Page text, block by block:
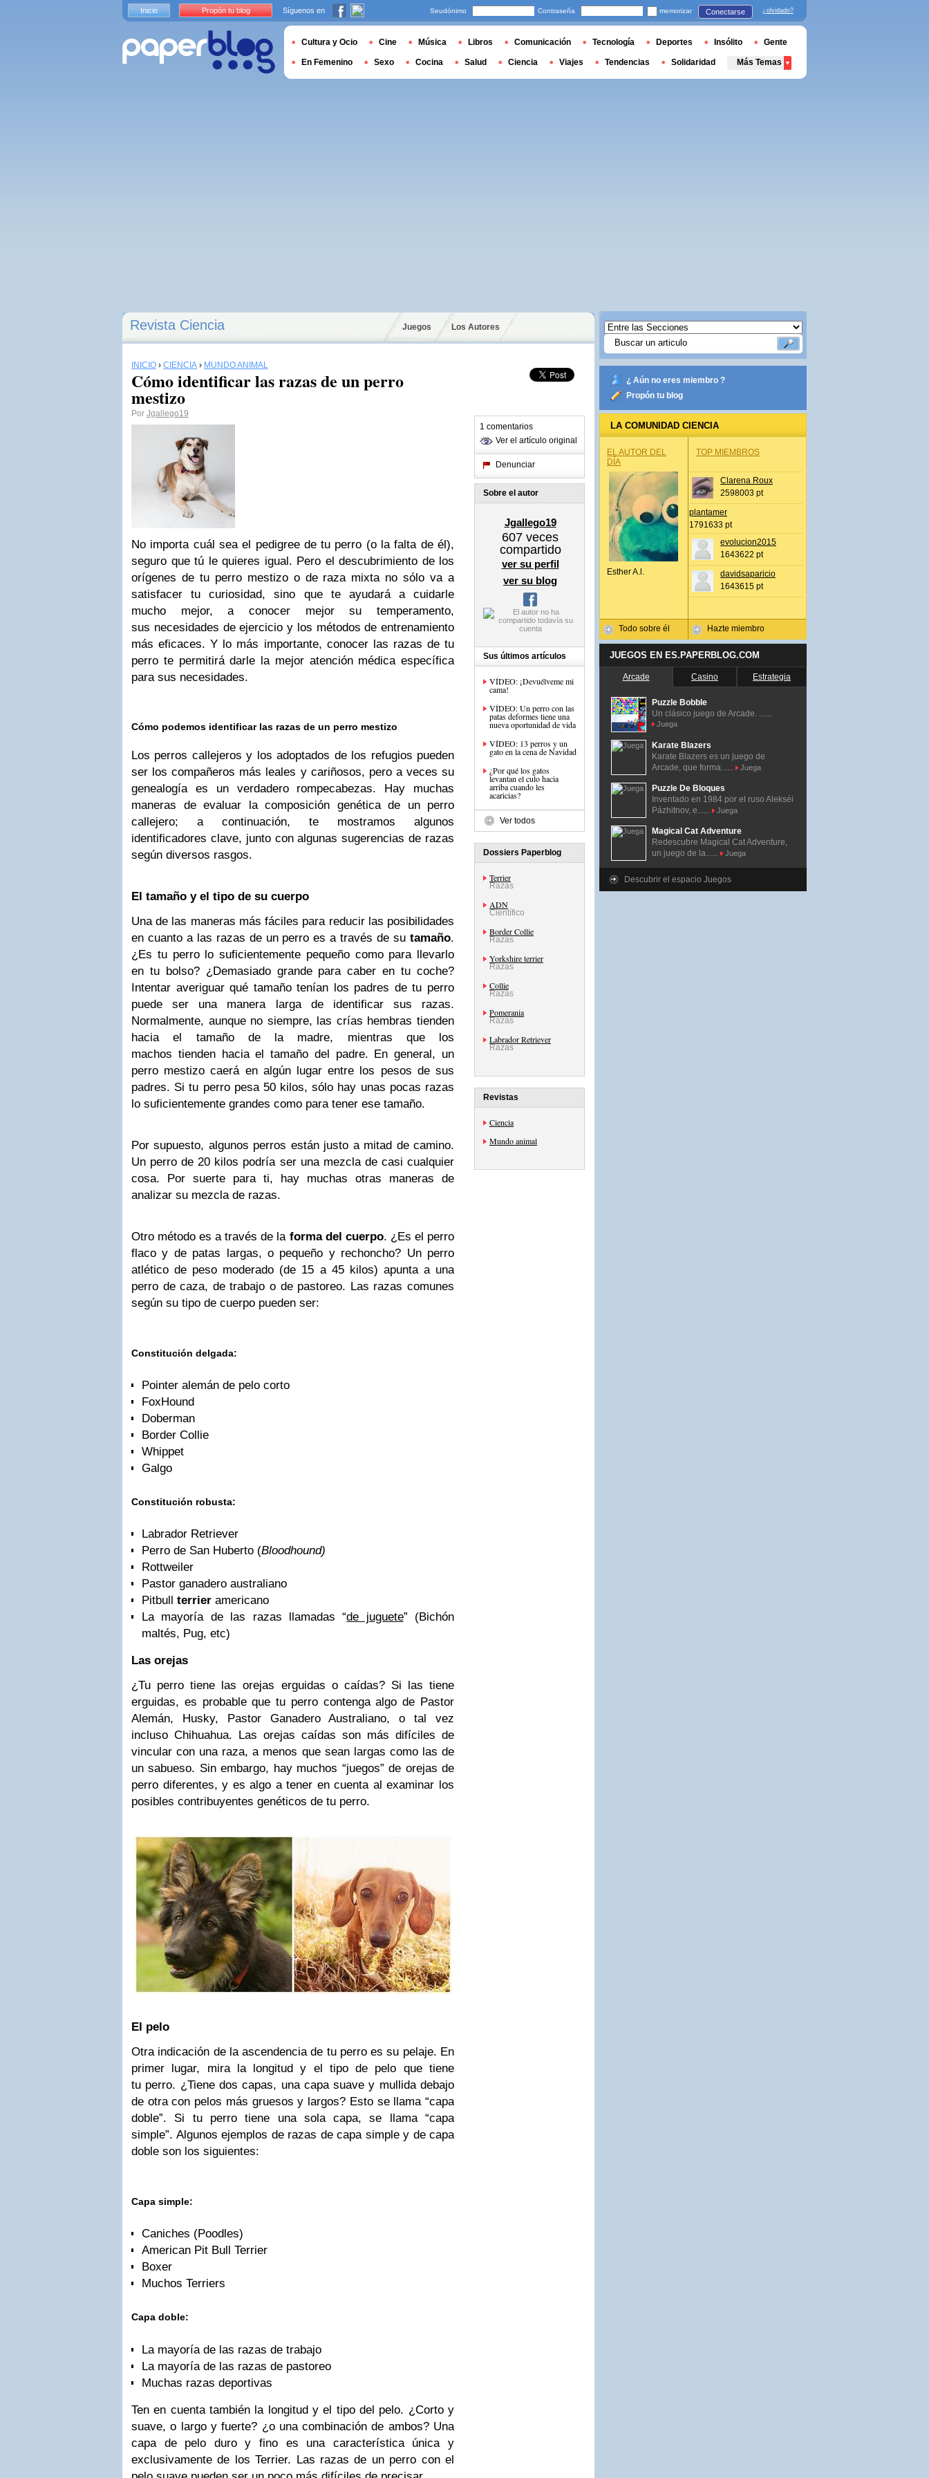
Revista Ciencia Juegos Los Autores
INICIO › CIENCIA › MUNDO ANIMAL
Cómo identificar las razas de un perro
mestizo
Por Jgallego19
No importa cuál sea el pedigree de tu perro (o la falta de él),
seguro que tú le quieres igual. Pero el descubrimiento de los
orígenes de tu perro mestizo o de raza mixta no sólo va a
satisfacer tu curiosidad, sino que te ayudará a cuidarle
mucho mejor, a conocer mejor su temperamento,
sus necesidades de ejercicio y los métodos de entrenamiento
más eficaces. Y lo más importante, conocer las razas de tu
perro te permitirá darle la mejor atención médica específica
para sus necesidades.
Cómo podemos identificar las razas de un perro mestizo
Los perros callejeros y los adoptados de los refugios pueden
ser los compañeros más leales y cariñosos, pero a veces su
genealogía es un verdadero rompecabezas. Hay muchas
maneras de evaluar la composición genética de un perro
callejero; a continuación, te mostramos algunos
identificadores clave, junto con algunas sugerencias de razas
según diversos rasgos.
El tamaño y el tipo de su cuerpo
Una de las maneras más fáciles para reducir las posibilidades
en cuanto a las razas de un perro es a través de su tamaño.
¿Es tu perro lo suficientemente pequeño como para llevarlo
en tu bolso? ¿Demasiado grande para caber en tu coche?
Intentar averiguar qué tamaño tenían los padres de tu perro
puede ser una manera larga de identificar sus razas.
Normalmente, aunque no siempre, las crías hembras tienden
hacia el tamaño de la madre, mientras que los
machos tienden hacia el tamaño del padre. En general, un
perro mestizo caerá en algún lugar entre los pesos de sus
padres. Si tu perro pesa 50 kilos, sólo hay unas pocas razas
lo suficientemente grandes como para tener ese tamaño.
Por supuesto, algunos perros están justo a mitad de camino.
Un perro de 20 kilos podría ser una mezcla de casi cualquier
cosa. Por suerte para ti, hay muchas otras maneras de
analizar su mezcla de razas.
Otro método es a través de la forma del cuerpo. ¿Es el perro
flaco y de patas largas, o pequeño y rechoncho? Un perro
atlético de peso moderado (de 15 a 45 kilos) apunta a una
perro de caza, de trabajo o de pastoreo. Las razas comunes
según su tipo de cuerpo pueden ser:
Constitución delgada:
Pointer alemán de pelo corto
FoxHound
Doberman
Border Collie
Whippet
Galgo
Constitución robusta:
Labrador Retriever
Perro de San Huberto (Bloodhound)
Rottweiler
Pastor ganadero australiano
Pitbull terrier americano
La mayoría de las razas llamadas “de juguete” (Bichón
maltés, Pug, etc)
Las orejas
¿Tu perro tiene las orejas erguidas o caídas? Si las tiene
erguidas, es probable que tu perro contenga algo de Pastor
Alemán, Husky, Pastor Ganadero Australiano, o tal vez
incluso Chihuahua. Las orejas caídas son más difíciles de
vincular con una raza, a menos que sean largas como las de
un sabueso. Sin embargo, hay muchos “juegos” de orejas de
perro diferentes, y es algo a tener en cuenta al examinar los
posibles contribuyentes genéticos de tu perro.
El pelo
Otra indicación de la ascendencia de tu perro es su pelaje. En
primer lugar, mira la longitud y el tipo de pelo que tiene
tu perro. ¿Tiene dos capas, una capa suave y mullida debajo
de otra con pelos más gruesos y largos? Esto se llama “capa
doble”. Si tu perro tiene una sola capa, se llama “capa
simple”. Algunos ejemplos de razas de capa simple y de capa
doble son los siguientes:
Capa simple:
Caniches (Poodles)
American Pit Bull Terrier
Boxer
Muchos Terriers
Capa doble:
La mayoría de las razas de trabajo
La mayoría de las razas de pastoreo
Muchas razas deportivas
Ten en cuenta también la longitud y el tipo del pelo. ¿Corto y
suave, o largo y fuerte? ¿o una combinación de ambos? Una
capa de pelo duro y fino es una característica única y
exclusivamente de los Terrier. Las razas de un perro con el
1 comentarios
Ver el artículo original
Denunciar
Sobre el autor
Jgallego19
607 veces
compartido
ver su perfil
ver su blog
Sus últimos artículos
VÍDEO: ¡Devuélveme mi
cama!
VÍDEO: Un perro con las
patas deformes tiene una
nueva oportunidad de vida
VÍDEO: 13 perros y un
gato en la cena de Navidad
¿Por qué los gatos
levantan el culo hacia
arriba cuando les
acaricias?
Ver todos
Dossiers Paperblog
Terrier
Razas
ADN
Científico
Border Collie
Razas
Yorkshire terrier
Razas
Collie
Razas
Pomerania
Razas
Labrador Retriever
Razas
Revistas
Ciencia
Mundo animal
¿ Aún no eres miembro ?
Propón tu blog
LA COMUNIDAD CIENCIA
EL AUTOR DEL
DÍA
Esther A.l.
Todo sobre él
TOP MIEMBROS
Clarena Roux
2598003 pt
plantamer
1791633 pt
evolucion2015
1643622 pt
davidsaparicio
1643615 pt
Hazte miembro
JUEGOS EN ES.PAPERBLOG.COM
Arcade Casino Estrategia
Puzzle Bobble
Un clásico juego de Arcade. ......
Juega
Karate Blazers
Karate Blazers es un juego de
Arcade, que forma......
Juega
Puzzle De Bloques
Inventado en 1984 por el ruso Alekséi
Pázhitnov, e......
Juega
Magical Cat Adventure
Redescubre Magical Cat Adventure,
un juego de la......
Juega
Descubrir el espacio Juegos
Inicio Propón tu blog Síguenos en Seudónimo Contraseña memorizar Conectarse ¿olvidado?
Cultura y Ocio Cine Música Libros Comunicación Tecnología Deportes Insólito Gente
En Femenino Sexo Cocina Salud Ciencia Viajes Tendencias Solidaridad Más Temas